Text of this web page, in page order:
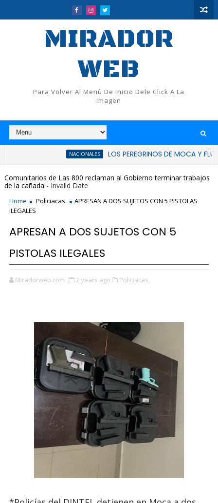
MIRADOR
WEB
Para Volver Al Menù De Inicio Dele Click A La
Imagen
LOS PEREGRINOS DE MOCA Y FLUP
Comunitarios de Las 800 reclaman al Gobierno terminar trabajos
de la cañada - Invalid Date
Home Policiacas
APRESAN A DOS SUJETOS CON 5 PISTOLAS
ILEGALES
APRESAN A DOS SUJETOS CON 5
PISTOLAS ILEGALES
Miradorweb.com 2 years ago Policiacas,